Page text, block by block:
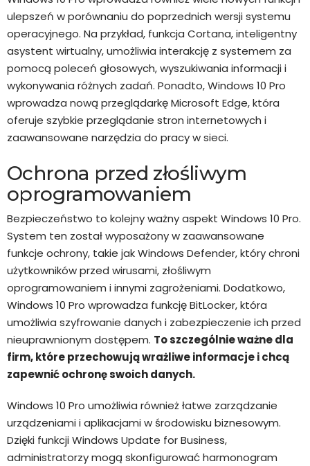
ulepszeń w porównaniu do poprzednich wersji systemu
operacyjnego. Na przykład, funkcja Cortana, inteligentny
asystent wirtualny, umożliwia interakcję z systemem za
pomocą poleceń głosowych, wyszukiwania informacji i
wykonywania różnych zadań. Ponadto, Windows 10 Pro
wprowadza nową przeglądarkę Microsoft Edge, która
oferuje szybkie przeglądanie stron internetowych i
zaawansowane narzędzia do pracy w sieci.
Ochrona przed złośliwym
oprogramowaniem
Bezpieczeństwo to kolejny ważny aspekt Windows 10 Pro.
System ten został wyposażony w zaawansowane
funkcje ochrony, takie jak Windows Defender, który chroni
użytkowników przed wirusami, złośliwym
oprogramowaniem i innymi zagrożeniami. Dodatkowo,
Windows 10 Pro wprowadza funkcję BitLocker, która
umożliwia szyfrowanie danych i zabezpieczenie ich przed
nieuprawnionym dostępem. To szczególnie ważne dla
firm, które przechowują wrażliwe informacje i chcą
zapewnić ochronę swoich danych.
Windows 10 Pro umożliwia również łatwe zarządzanie
urządzeniami i aplikacjami w środowisku biznesowym.
Dzięki funkcji Windows Update for Business,
administratorzy mogą skonfigurować harmonogram